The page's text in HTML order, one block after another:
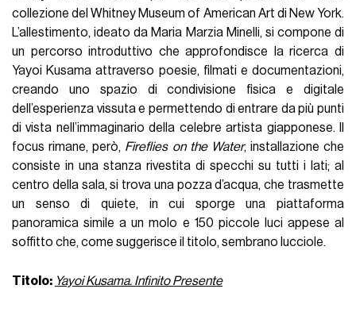
collezione del Whitney Museum of American Art di New York.
L’allestimento, ideato da Maria Marzia Minelli, si compone di
un percorso introduttivo che approfondisce la ricerca di
Yayoi Kusama attraverso poesie, filmati e documentazioni,
creando uno spazio di condivisione fisica e digitale
dell’esperienza vissuta e permettendo di entrare da più punti
di vista nell’immaginario della celebre artista giapponese. Il
focus rimane, però, Fireflies on the Water, installazione che
consiste in una stanza rivestita di specchi su tutti i lati; al
centro della sala, si trova una pozza d’acqua, che trasmette
un senso di quiete, in cui sporge una piattaforma
panoramica simile a un molo e 150 piccole luci appese al
soffitto che, come suggerisce il titolo, sembrano lucciole.
Titolo: Yayoi Kusama. Infinito Presente